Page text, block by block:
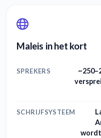
Maleis in het kort
SPREKERS
SCHRIJFSYSTEEM